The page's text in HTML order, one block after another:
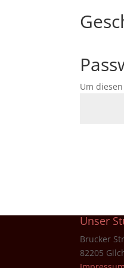
Um
Unser
Brucker
82205